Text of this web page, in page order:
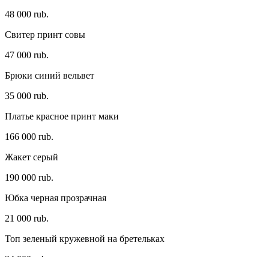
48 000 rub.
Свитер принт совы
47 000 rub.
Брюки синий вельвет
35 000 rub.
Платье красное принт маки
166 000 rub.
Жакет серый
190 000 rub.
Юбка черная прозрачная
21 000 rub.
Топ зеленый кружевной на бретельках